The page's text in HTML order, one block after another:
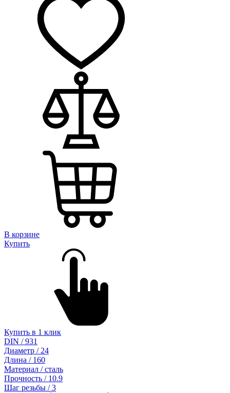
В корзине
Купить
Купить в 1 клик
DIN / 931
Диаметр / 24
Длина / 160
Материал / сталь
Прочность / 10.9
Шаг резьбы / 3